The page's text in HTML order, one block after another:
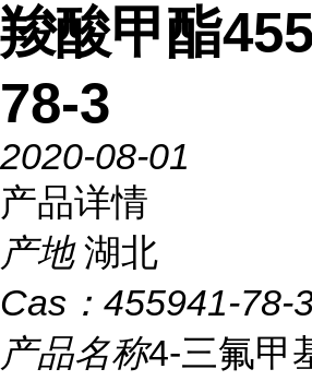
羧酸甲酯
78-3
2020-08-01
产品详情
产地 湖北
Cas： 455941-78-
产品名称4-三氟甲